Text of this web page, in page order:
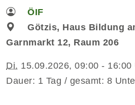
ÖIF
Götzis, Haus Bildung
Garnmarkt 12, Raum 206
Di. 15.09.2026, 09:00 - 16:00
Dauer: 1 Tag / gesamt: 8